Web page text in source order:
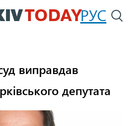
Перейти
до
РУС
виправдав
депутата